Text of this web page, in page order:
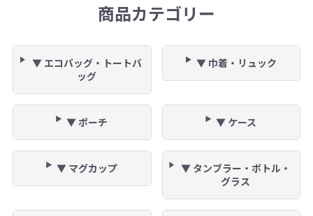
商品カテゴリー
▼ エコバッグ・トートバ
ッグ
▼ 巾着・リュック
▼ ポーチ ▼ ケース
▼ マグカップ
▼ タンブラー・ボトル・
グラス